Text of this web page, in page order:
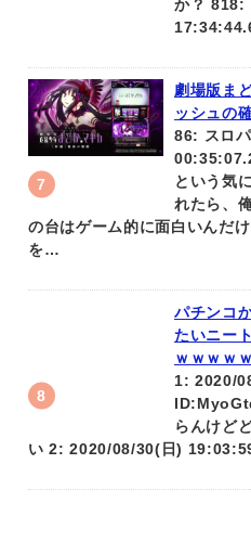
か？ 818:
劇場版ま
ッシュの
86: スロ
という気
れたら、
の台はゲーム的に面白いんだ
を…
パチンコ
たいニー
ｗｗｗｗ
1: 2020/
らんけど
い 2: 2020/08/30(日)